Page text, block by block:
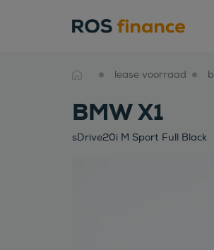
lease voorraad
BMW X1
sDrive20i M Sport Full Black